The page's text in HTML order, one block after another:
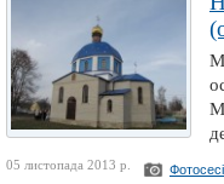
05 листопада 2013 р.